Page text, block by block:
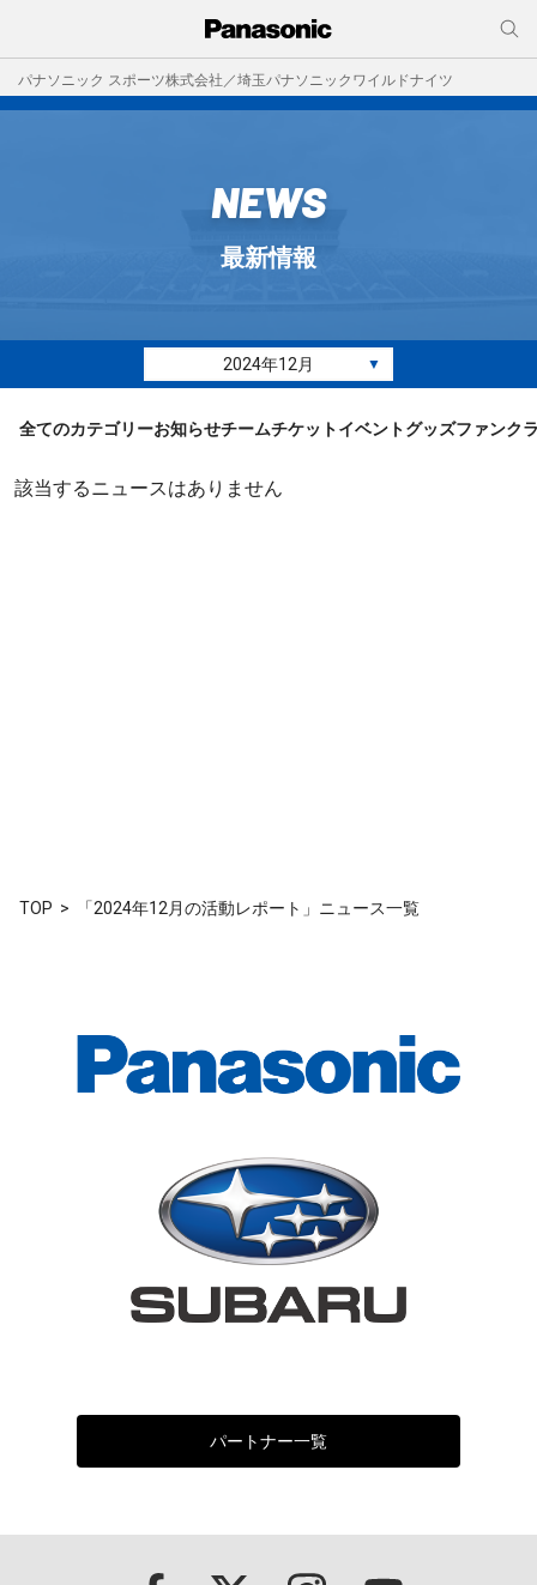
パナソニック スポーツ株式会社／埼玉パナソニックワイルドナイツ
NEWS
最新情報
2024年12月 ▼
全てのカテゴリーお知らせチームチケットイベントグッズファンク
該当するニュースはありません
TOP 「2024年12月の活動レポート」ニュース一覧
パートナー一覧